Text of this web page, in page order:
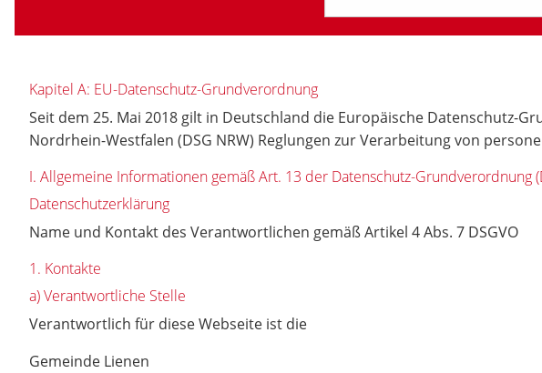
Kapitel A: EU-Datenschutz-Grundverordnung
Seit dem 25. Mai 2018 gilt in Deutschland die Europäische Datenschutz-
Nordrhein-Westfalen (DSG NRW) Reglungen zur Verarbeitung von
I. Allgemeine Informationen gemäß Art. 13 der Datenschutz-Grundverordnung
Datenschutzerklärung
Name und Kontakt des Verantwortlichen gemäß Artikel 4 Abs. 7 DSGVO
1. Kontakte
a) Verantwortliche Stelle
Verantwortlich für diese Webseite ist die
Gemeinde Lienen